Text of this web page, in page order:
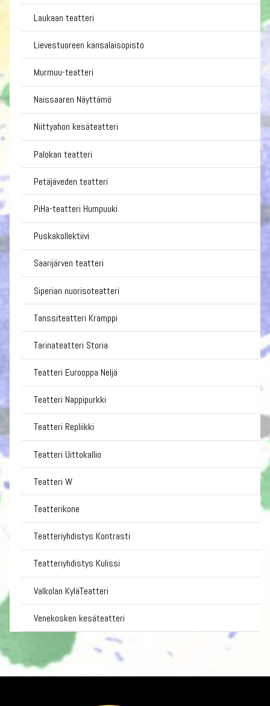
Laukaan teatteri
Lievestuoreen kansalaisopisto
Murmuu-teatteri
Naissaaren Näyttämö
Niittyahon kesäteatteri
Palokan teatteri
Petäjäveden teatteri
PiHa-teatteri Humpuuki
Puskakollektiivi
Saarijärven teatteri
Siperian nuorisoteatteri
Tanssiteatteri Kramppi
Tarinateatteri Storia
Teatteri Eurooppa Neljä
Teatteri Nappipurkki
Teatteri Repliikki
Teatteri Uittokallio
Teatteri W
Teatterikone
Teatteriyhdistys Kontrasti
Teatteriyhdistys Kulissi
Valkolan KyläTeatteri
Venekosken kesäteatteri